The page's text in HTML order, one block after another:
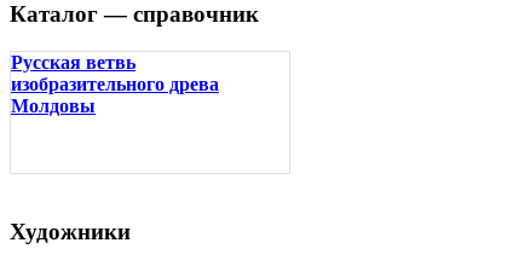
Каталог — справочник
Русская ветвь
изобразительного древа
Молдовы
Художники